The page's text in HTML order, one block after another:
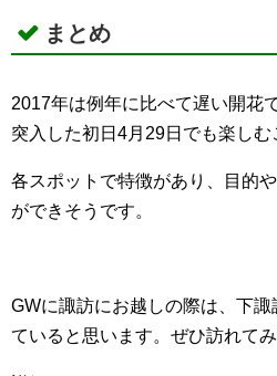
まとめ
2017年は例年に比べて遅い開花
突入した初日4月29日でも楽しむ
各スポットで特徴があり、目的
ができそうです。
GWに諏訪にお越しの際は、下
ていると思います。ぜひ訪れてみ